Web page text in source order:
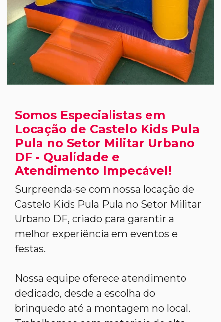
Somos Especialistas em
Locação de Castelo Kids Pula
Pula no Setor Militar Urbano
DF - Qualidade e
Atendimento Impecável!
Surpreenda-se com nossa locação de
Castelo Kids Pula Pula no Setor Militar
Urbano DF, criado para garantir a
melhor experiência em eventos e
festas.
Nossa equipe oferece atendimento
dedicado, desde a escolha do
brinquedo até a montagem no local.